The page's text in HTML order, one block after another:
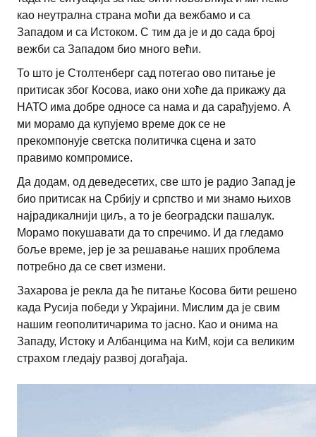
као неутрална страна моћи да вежбамо и са
Западом и са Истоком. С тим да је и до сада број
вежби са Западом био много већи.
То што је Столтенберг сад потегао ово питање је
притисак због Косова, иако они хоће да прикажу да
НАТО има добре односе са нама и да сарађујемо. А
ми морамо да купујемо време док се не
прекомпонује светска политичка сцена и зато
правимо компромисе.
Да додам, од деведесетих, све што је радио Запад је
био притисак на Србију и српство и ми знамо њихов
најрадикалнији циљ, а то је београдски пашалук.
Морамо покушавати да то спречимо. И да гледамо
боље време, јер је за решавање наших проблема
потребно да се свет измени.
Захарова је рекла да ће питање Косова бити решено
када Русија победи у Украјини. Мислим да је свим
нашим геополитичарима то јасно. Као и онима на
Западу, Истоку и Албанцима на КиМ, који са великим
страхом гледају развој догађаја.